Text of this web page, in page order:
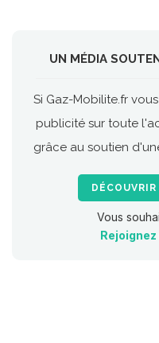
UN MÉDIA
Si Gaz-Mobilite.fr
publicité sur toute
grâce au soutien
Vous